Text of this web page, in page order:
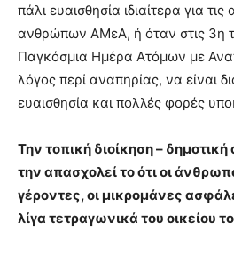
πάλι ευαισθησία ιδιαίτερα για
ανθρώπων ΑΜεΑ, ή όταν στις 3η
Παγκόσμια Ημέρα Ατόμων με
λόγος περί αναπηρίας, να είναι
ευαισθησία και πολλές φορές
Την τοπική διοίκηση –
την απασχολεί το ότι οι
γέροντες, οι μικρομάνες
λίγα τετραγωνικά του οικείου